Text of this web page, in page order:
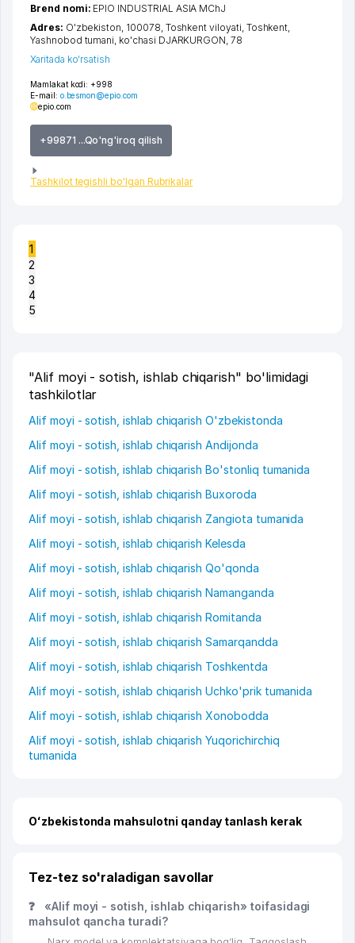
Mamlakat kodi: +998
E-mail: o.besmon@epio.com
epio.com
+99871 ...Qo'ng'iroq qilish
Tashkilot tegishli bo'lgan Rubrikalar
Brend nomi: EPIO INDUSTRIAL ASIA MChJ
Adres: O'zbekiston, 100078, Toshkent viloyati, Toshkent,
Yashnobod tumani, ko'chasi DJARKURGON, 78
Xaritada ko'rsatish
1
2
3
4
5
"Alif moyi - sotish, ishlab chiqarish" bo'limidagi
tashkilotlar
Alif moyi - sotish, ishlab chiqarish O'zbekistonda
Alif moyi - sotish, ishlab chiqarish Andijonda
Alif moyi - sotish, ishlab chiqarish Bo'stonliq tumanida
Alif moyi - sotish, ishlab chiqarish Buxoroda
Alif moyi - sotish, ishlab chiqarish Zangiota tumanida
Alif moyi - sotish, ishlab chiqarish Kelesda
Alif moyi - sotish, ishlab chiqarish Qo'qonda
Alif moyi - sotish, ishlab chiqarish Namanganda
Alif moyi - sotish, ishlab chiqarish Romitanda
Alif moyi - sotish, ishlab chiqarish Samarqandda
Alif moyi - sotish, ishlab chiqarish Toshkentda
Alif moyi - sotish, ishlab chiqarish Uchko'prik tumanida
Alif moyi - sotish, ishlab chiqarish Xonobodda
Alif moyi - sotish, ishlab chiqarish Yuqorichirchiq
tumanida
Oʻzbekistonda mahsulotni qanday tanlash kerak
Tez-tez so'raladigan savollar
❓
«Alif moyi - sotish, ishlab chiqarish» toifasidagi
mahsulot qancha turadi?